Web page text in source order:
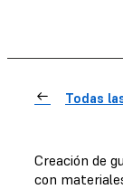
Todas
Creación de
con